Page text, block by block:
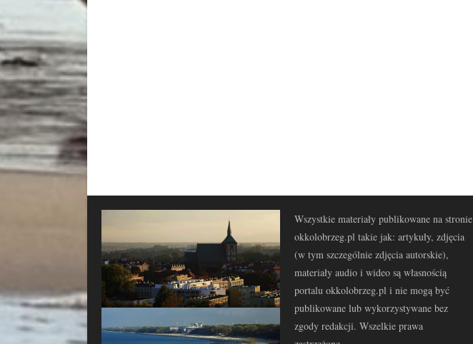
Wszystkie materiały publikowane na stronie
okkolobrzeg.pl takie jak: artykuły, zdjęcia
(w tym szczególnie zdjęcia autorskie),
materiały audio i wideo są własnością
portalu okkolobrzeg.pl i nie mogą być
publikowane lub wykorzystywane bez
zgody redakcji. Wszelkie prawa